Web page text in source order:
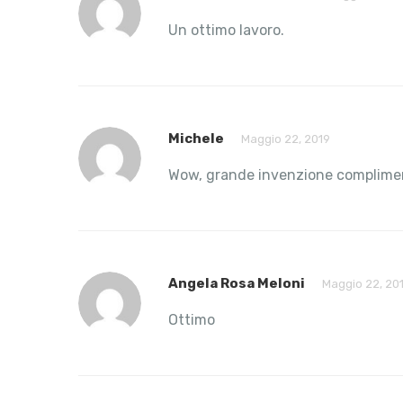
Un ottimo lavoro.
Michele Maggio 22, 2019
Wow, grande invenzione
Angela Rosa Meloni Maggio 22,
Ottimo